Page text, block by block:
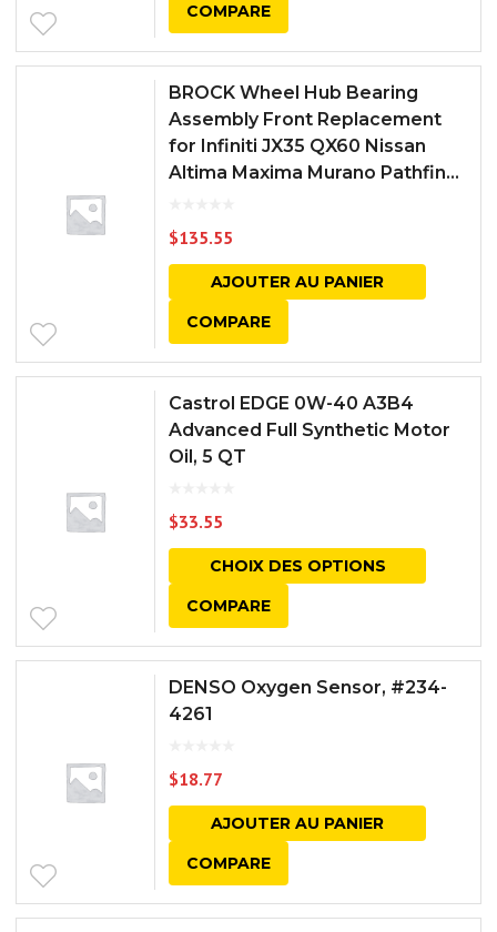
COMPARE
BROCK Wheel Hub Bearing
Assembly Front Replacement
for Infiniti JX35 QX60 Nissan
Altima Maxima Murano Pathfin...
$135.55
AJOUTER AU PANIER
COMPARE
Castrol EDGE 0W-40 A3B4
Advanced Full Synthetic Motor
Oil, 5 QT
$33.55
CHOIX DES OPTIONS
COMPARE
DENSO Oxygen Sensor, #234-
4261
$18.77
AJOUTER AU PANIER
COMPARE